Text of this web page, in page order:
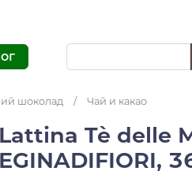
шоколад / Чай и какао
Tè delle